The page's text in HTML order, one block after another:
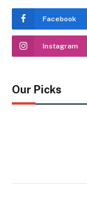
Facebook
Instagram
Our Picks